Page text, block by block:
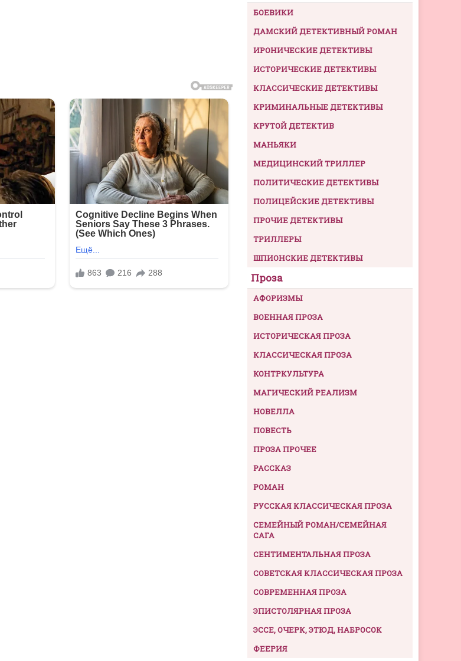
БОЕВИКИ
ДАМСКИЙ ДЕТЕКТИВНЫЙ РОМАН
ИРОНИЧЕСКИЕ ДЕТЕКТИВЫ
ИСТОРИЧЕСКИЕ ДЕТЕКТИВЫ
КЛАССИЧЕСКИЕ ДЕТЕКТИВЫ
КРИМИНАЛЬНЫЕ ДЕТЕКТИВЫ
КРУТОЙ ДЕТЕКТИВ
МАНЬЯКИ
МЕДИЦИНСКИЙ ТРИЛЛЕР
ПОЛИТИЧЕСКИЕ ДЕТЕКТИВЫ
ПОЛИЦЕЙСКИЕ ДЕТЕКТИВЫ
ПРОЧИЕ ДЕТЕКТИВЫ
ТРИЛЛЕРЫ
ШПИОНСКИЕ ДЕТЕКТИВЫ
Проза
АФОРИЗМЫ
ВОЕННАЯ ПРОЗА
ИСТОРИЧЕСКАЯ ПРОЗА
КЛАССИЧЕСКАЯ ПРОЗА
КОНТРКУЛЬТУРА
МАГИЧЕСКИЙ РЕАЛИЗМ
НОВЕЛЛА
ПОВЕСТЬ
ПРОЗА ПРОЧЕЕ
РАССКАЗ
РОМАН
РУССКАЯ КЛАССИЧЕСКАЯ ПРОЗА
СЕМЕЙНЫЙ РОМАН/СЕМЕЙНАЯ
САГА
СЕНТИМЕНТАЛЬНАЯ ПРОЗА
СОВЕТСКАЯ КЛАССИЧЕСКАЯ ПРОЗА
СОВРЕМЕННАЯ ПРОЗА
ЭПИСТОЛЯРНАЯ ПРОЗА
ЭССЕ, ОЧЕРК, ЭТЮД, НАБРОСОК
ФЕЕРИЯ